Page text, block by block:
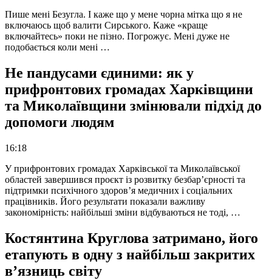
Пише мені Безугла. І каже що у мене чорна мітка що я не
включаюсь щоб валити Сирського. Каже «краще
включайтесь» поки не пізно. Погрожує. Мені дуже не
подобається коли мені …
Не пандусами єдиними: як у
прифронтових громадах Харківщини
та Миколаївщини змінювали підхід до
допомоги людям
16:18
У прифронтових громадах Харківської та Миколаївської
областей завершився проєкт із розвитку безбар’єрності та
підтримки психічного здоров’я медичних і соціальних
працівників. Його результати показали важливу
закономірність: найбільші зміни відбуваються не тоді, …
Костянтина Круглова затримано, його
етапують в одну з найбільш закритих
в’язниць світу